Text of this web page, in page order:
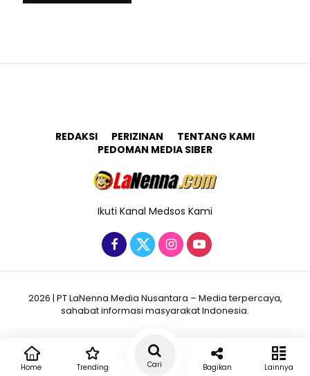
REDAKSI PERIZINAN
TENTANG KAMI
PEDOMAN MEDIA SIBER
Ikuti Kanal Medsos Kami
2026 | PT LaNenna Media Nusantara – Media terpercaya,
sahabat informasi masyarakat Indonesia.
Home Trending Cari Bagikan Lainnya